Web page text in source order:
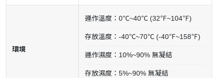
環境
運作溫度：0℃~40℃ (32℉~104℉)
存放溫度：-40℃~70℃ (-40℉~158℉)
運作濕度：10%~90% 無凝結
存放濕度：5%~90% 無凝結